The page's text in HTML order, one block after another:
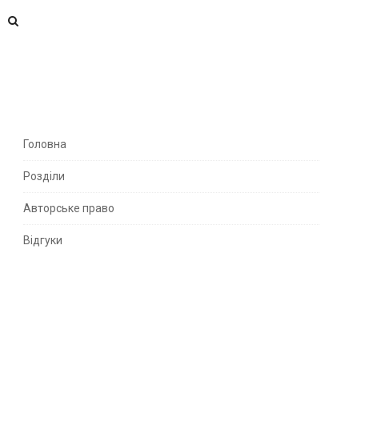
S
e
S
Головна
Розділи
Авторське право
Відгуки